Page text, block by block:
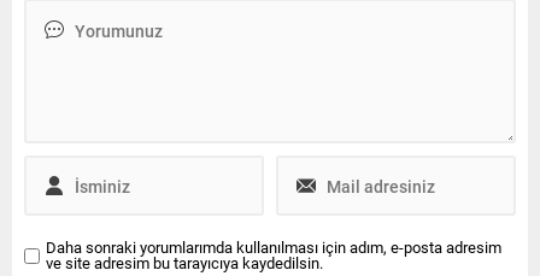
taşeron sistemi tartışıldı.
şikayette bulunmasıyla
Daha sonraki yorumlarımda kullanılması için adım, e-posta adresim
ve site adresim bu tarayıcıya kaydedilsin.